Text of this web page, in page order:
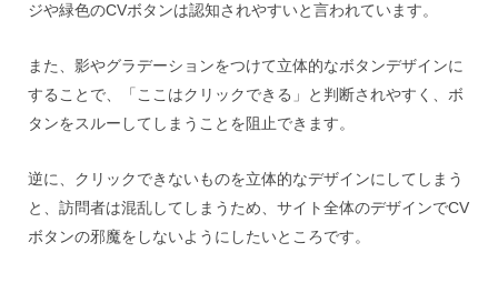
ジや緑色のCVボタンは認知されやすいと言われています。
また、影やグラデーションをつけて立体的なボタンデザインに
することで、「ここはクリックできる」と判断されやすく、ボ
タンをスルーしてしまうことを阻止できます。
逆に、クリックできないものを立体的なデザインにしてしまう
と、訪問者は混乱してしまうため、サイト全体のデザインでCV
ボタンの邪魔をしないようにしたいところです。